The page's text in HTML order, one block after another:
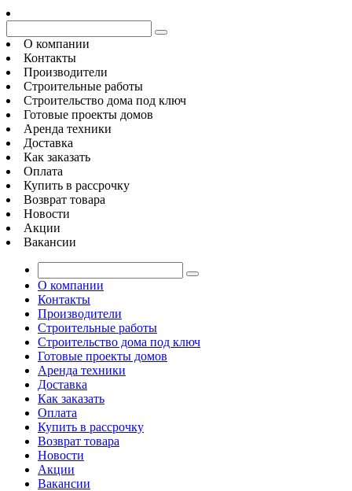
О компании
Контакты
Производители
Строительные работы
Строительство дома под ключ
Готовые проекты домов
Аренда техники
Доставка
Как заказать
Оплата
Купить в рассрочку
Возврат товара
Новости
Акции
Вакансии
О компании
Контакты
Производители
Строительные работы
Строительство дома под ключ
Готовые проекты домов
Аренда техники
Доставка
Как заказать
Оплата
Купить в рассрочку
Возврат товара
Новости
Акции
Вакансии